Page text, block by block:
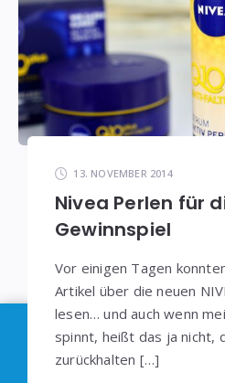
13. NOVEMBER 2014
Nivea Perlen für
Gewinnspiel
Vor einigen Tagen
Artikel über die neuen
lesen… und auch wenn
spinnt, heißt das ja nicht,
zurückhalten […]
Im Sinne der DSGVO : Die
durchGoogle Analytics